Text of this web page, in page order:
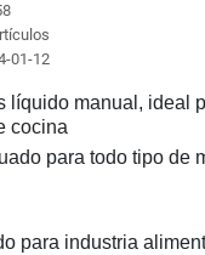
01-12
líquido manual, ideal
cocina
para todo tipo de
para industria